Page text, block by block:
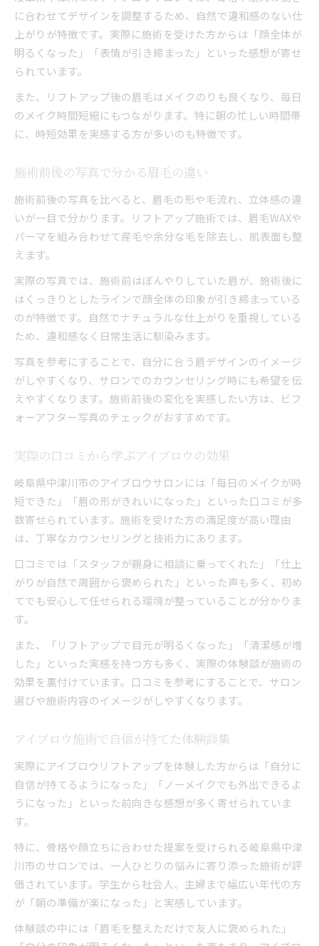
に合わせてデザインを調整するため、自然で違和感のない仕
上がりが特徴です。実際に施術を受けた方からは「顔全体が
明るくなった」「表情が引き締まった」といった感想が寄せ
られています。
また、リフトアップ後の眉毛はメイクのりも良くなり、毎日
のメイク時間短縮にもつながります。特に朝の忙しい時間帯
に、時短効果を実感する方が多いのも特徴です。
施術前後の写真で分かる眉毛の違い
施術前後の写真を比べると、眉毛の形や毛流れ、立体感の違
いが一目で分かります。リフトアップ施術では、眉毛WAXや
パーマを組み合わせて産毛や余分な毛を除去し、肌表面も整
えます。
実際の写真では、施術前はぼんやりしていた眉が、施術後に
はくっきりとしたラインで顔全体の印象が引き締まっている
のが特徴です。自然でナチュラルな仕上がりを重視している
ため、違和感なく日常生活に馴染みます。
写真を参考にすることで、自分に合う眉デザインのイメージ
がしやすくなり、サロンでのカウンセリング時にも希望を伝
えやすくなります。施術前後の変化を実感したい方は、ビフ
ォーアフター写真のチェックがおすすめです。
実際の口コミから学ぶアイブロウの効果
岐阜県中津川市のアイブロウサロンには「毎日のメイクが時
短できた」「眉の形がきれいになった」といった口コミが多
数寄せられています。施術を受けた方の満足度が高い理由
は、丁寧なカウンセリングと技術力にあります。
口コミでは「スタッフが親身に相談に乗ってくれた」「仕上
がりが自然で周囲から褒められた」といった声も多く、初め
てでも安心して任せられる環境が整っていることが分かりま
す。
また、「リフトアップで目元が明るくなった」「清潔感が増
した」といった実感を持つ方も多く、実際の体験談が施術の
効果を裏付けています。口コミを参考にすることで、サロン
選びや施術内容のイメージがしやすくなります。
アイブロウ施術で自信が持てた体験談集
実際にアイブロウリフトアップを体験した方からは「自分に
自信が持てるようになった」「ノーメイクでも外出できるよ
うになった」といった前向きな感想が多く寄せられていま
す。
特に、骨格や顔立ちに合わせた提案を受けられる岐阜県中津
川市のサロンでは、一人ひとりの悩みに寄り添った施術が評
価されています。学生から社会人、主婦まで幅広い年代の方
が「朝の準備が楽になった」と実感しています。
体験談の中には「眉毛を整えただけで友人に褒められた」